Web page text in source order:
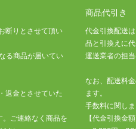
断りとさせて頂い
る商品が届いてい
返金とさせていた
ご連絡なく商品を
商品代引き
代金引換配送
品と引換えに
運送業者の担
なお、配送料
ます。
手数料に関し
【代金引換金額